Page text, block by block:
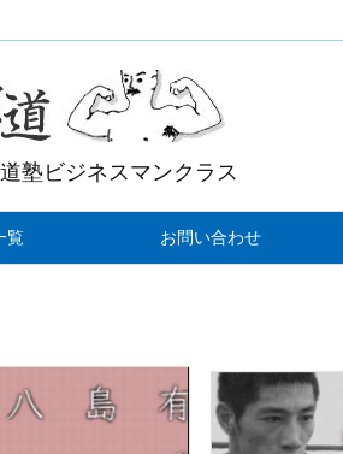
塾ビジネスマンクラス
覧 お問い合わせ